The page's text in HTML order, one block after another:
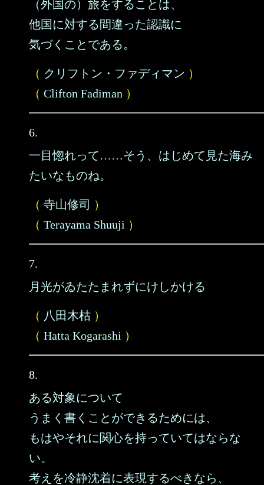
（外国の）旅をすることは、
他国に対する間違った認識に
気づくことである。
（ クリフトン・ファディマン ）
（ Clifton Fadiman ）
6.
一目惚れって……そう、はじめて見た海み
たいなものね。
（ 寺山修司 ）
（ Terayama Shuuji ）
7.
月光がゐたたまれずにけしかける
（ 八田木枯 ）
（ Hatta Kogarashi ）
8.
ある対象について
うまく書くことができるためには、
もはやそれに関心を持っていてはならな
い。
考えを冷静沈着に表現するべきなら、